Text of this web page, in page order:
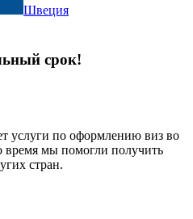
Швеция
срок!
услуги по оформлению виз во
время мы помогли получить
стран.